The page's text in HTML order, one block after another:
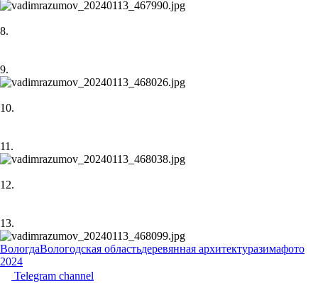
8.
9.
10.
11.
12.
13.
ВологдаВологодская областьдеревянная архитектуразимафото
2024
Telegram channel